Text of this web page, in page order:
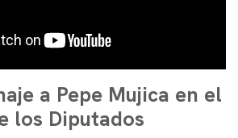
a Pepe Mujica en el
los Diputados